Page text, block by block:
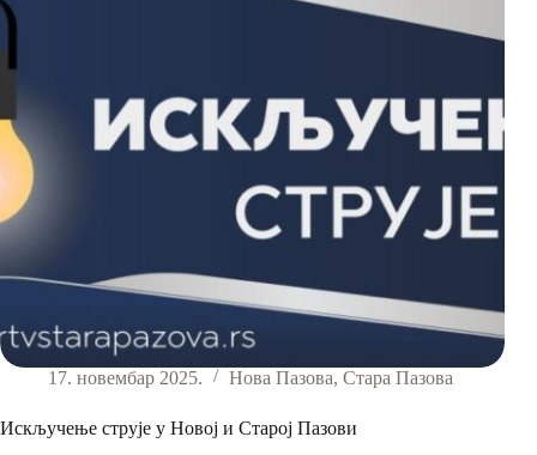
које
генерације
17. новембар 2025. Нова Пазова, Стара Пазова
Искључење струје у Новој и Старој Пазови